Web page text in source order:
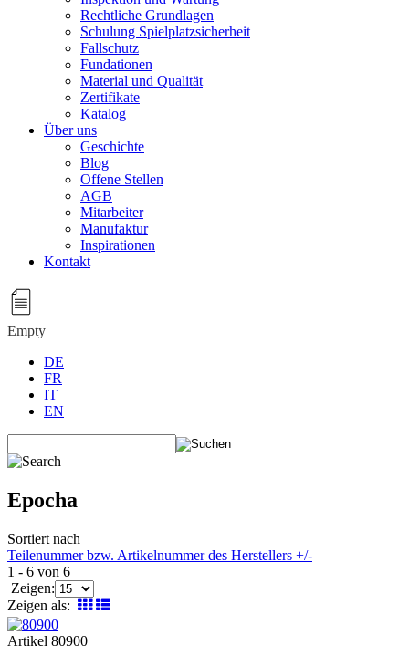
Rechtliche Grundlagen
Schulung Spielplatzsicherheit
Fallschutz
Fundationen
Material und Qualität
Zertifikate
Katalog
Über uns
Geschichte
Blog
Offene Stellen
AGB
Mitarbeiter
Manufaktur
Inspirationen
Kontakt
Empty
DE
FR
IT
EN
Epocha
Sortiert nach
Teilenummer bzw. Artikelnummer des Herstellers +/-
1 - 6 von 6
Zeigen:
Zeigen als:
Artikel 80900